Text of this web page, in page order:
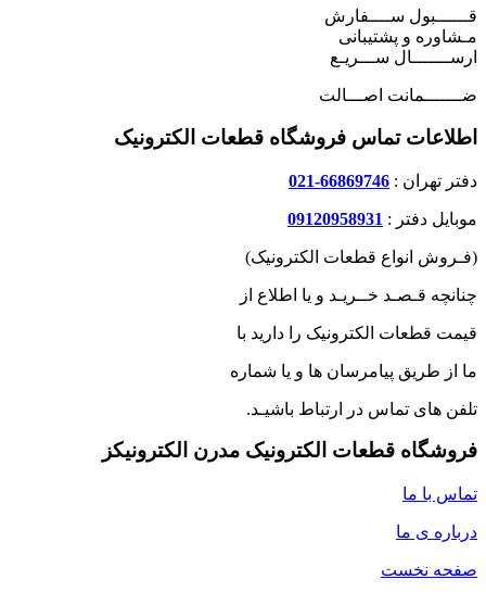
قــــــبول ســــفارش
مـشاوره و پشتیبانی
ارســـــــال ســـریـع
ضـــــــمانت اصـــالت
اطلاعات تماس فروشگاه قطعات الکترونیک
دفتر تهران : 66869746-021
موبایل دفتر : 09120958931
(فـروش انواع قطعات الکترونیک)
چنانچه قـصـد خــریـد و یا اطلاع از
قیمت قطعات الکترونیک را دارید با
ما از طریق پیامرسان ها و یا شماره
تلفن های تماس در ارتباط باشیـد.
فروشگاه قطعات الکترونیک مدرن الکترونیکز
تماس با ما
درباره ی ما
صفحه نخست